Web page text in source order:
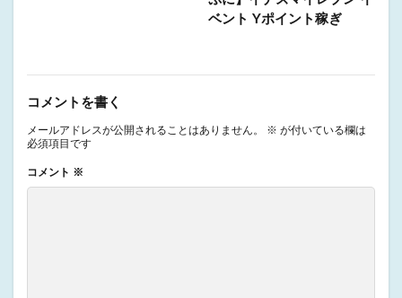
ベント Yポイント稼ぎ
コメントを書く
メールアドレスが公開されることはありません。 ※ が付いている欄は
必須項目です
コメント ※